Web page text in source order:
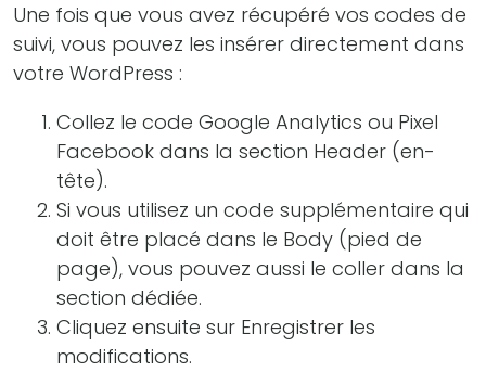
Une fois que vous avez récupéré vos codes de
suivi, vous pouvez les insérer directement dans
votre WordPress :
Collez le code Google Analytics ou Pixel
Facebook dans la section Header (en-
tête).
Si vous utilisez un code supplémentaire qui
doit être placé dans le Body (pied de
page), vous pouvez aussi le coller dans la
section dédiée.
Cliquez ensuite sur Enregistrer les
modifications.